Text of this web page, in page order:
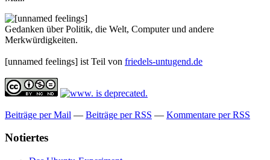
Gedanken über Politik, die Welt, Computer und andere
Merkwürdigkeiten.
[unnamed feelings] ist Teil von friedels-untugend.de
Beiträge per Mail — Beiträge per RSS — Kommentare per RSS
Notiertes